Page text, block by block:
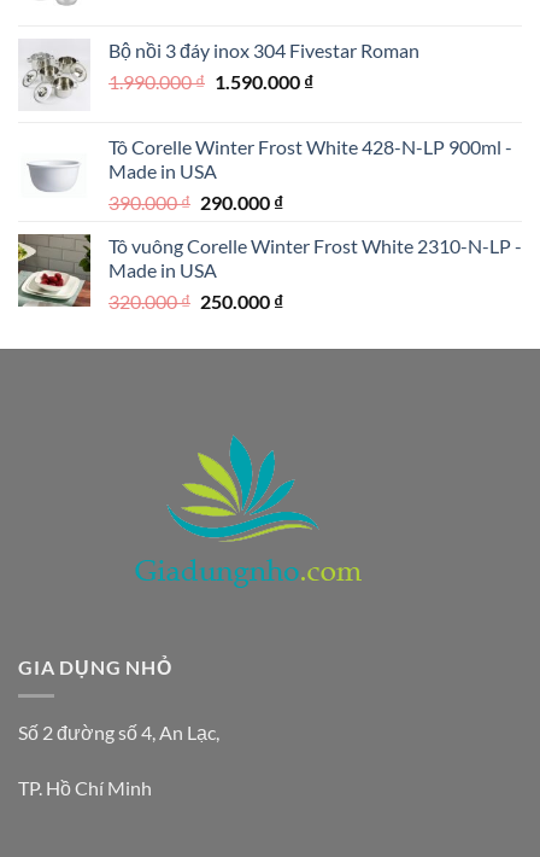
1.950.000 ₫.là:
1.250.000 ₫.
Bộ nồi 3 đáy inox 304 Fivestar Roman
1.990.000₫ Giá
1.990.000 ₫.
1.590.000 ₫Giá
là:
Tô Corelle Winter Frost White 428-N-LP 900ml -
Made in USA
390.000₫ Giá
là:
390.000 ₫.
290.000 ₫Giá
tại
290.000 ₫.
Tô vuông Corelle Winter Frost White 2310-N-LP -
Made in USA
320.000₫ Giá
là:
250.000 ₫Giá
tại
GIA DỤNG NHỎ
Số 2 đường số 4, An Lạc,
TP. Hồ Chí Minh